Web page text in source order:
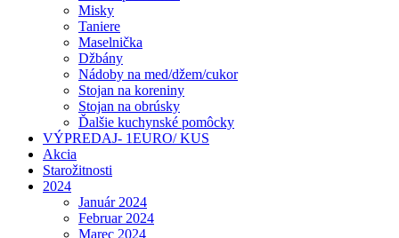
Misky
Taniere
Maselnička
Džbány
Nádoby na med/džem/cukor
Stojan na koreniny
Stojan na obrúsky
Ďalšie kuchynské pomôcky
VÝPREDAJ- 1EURO/ KUS
Akcia
Starožitnosti
2024
Január 2024
Februar 2024
Marec 2024